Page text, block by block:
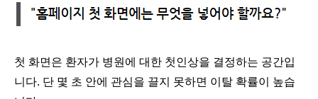
첫 화면은 환자가 병원에 대한 첫인상을 결정하는 공간입
니다. 단 몇 초 안에 관심을 끌지 못하면 이탈 확률이 높습